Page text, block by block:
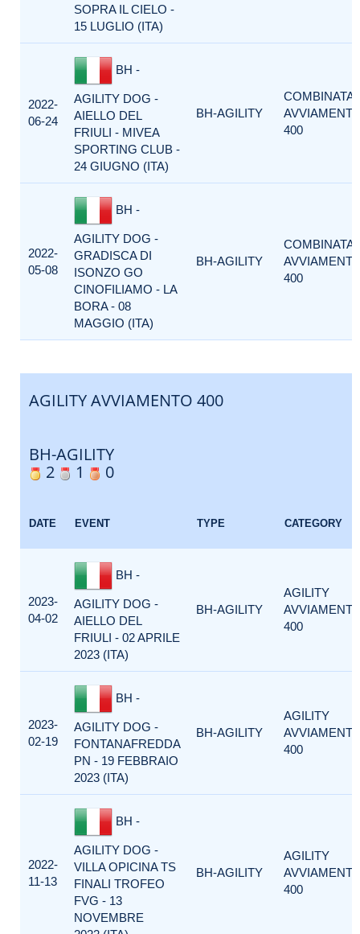
SOPRA IL CIELO -
15 LUGLIO (ITA)
2022-
06-24
BH -
AGILITY DOG -
AIELLO DEL
FRIULI - MIVEA
SPORTING CLUB -
24 GIUGNO (ITA)
BH-AGILITY
COMBINATA
400
2022-
05-08
BH -
AGILITY DOG -
GRADISCA DI
ISONZO GO
CINOFILIAMO - LA
BORA - 08
MAGGIO (ITA)
BH-AGILITY
COMBINATA
400
AGILITY AVVIAMENTO 400
BH-AGILITY
2
1 0
DATE EVENT TYPE CATEGORY
2023-
04-02
BH -
AGILITY DOG -
AIELLO DEL
FRIULI - 02 APRILE
2023 (ITA)
BH-AGILITY
AGILITY
400
2023-
02-19
BH -
AGILITY DOG -
FONTANAFREDDA
PN - 19 FEBBRAIO
2023 (ITA)
BH-AGILITY
AGILITY
400
2022-
11-13
BH -
AGILITY DOG -
VILLA OPICINA TS
FINALI TROFEO
FVG - 13
NOVEMBRE
BH-AGILITY
AGILITY
400